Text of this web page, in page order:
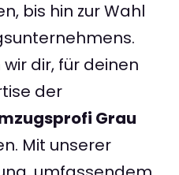
bis hin zur Wahl
dir, für deinen
der
Grau
Mit unserer